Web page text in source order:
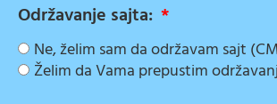
Održavanje sajta:
Ne, želim sam da održavam sajt
Želim da Vama prepustim